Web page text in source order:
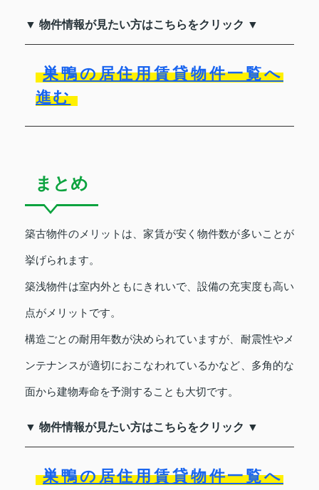
▼ 物件情報が見たい方はこちらをクリック ▼
巣鴨の居住用賃貸物件一覧へ
進む
まとめ
築古物件のメリットは、家賃が安く物件数が多いことが
挙げられます。
築浅物件は室内外ともにきれいで、設備の充実度も高い
点がメリットです。
構造ごとの耐用年数が決められていますが、耐震性やメ
ンテナンスが適切におこなわれているかなど、多角的な
面から建物寿命を予測することも大切です。
▼ 物件情報が見たい方はこちらをクリック ▼
巣鴨の居住用賃貸物件一覧へ